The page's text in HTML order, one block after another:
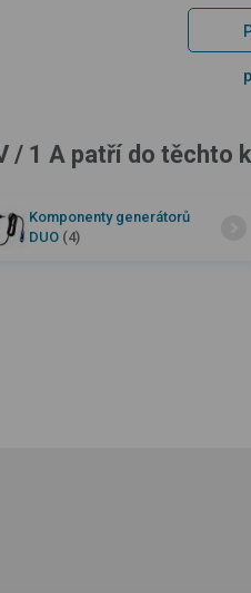
/ 1 A patří do těchto
Komponenty generátorů
DUO (4)